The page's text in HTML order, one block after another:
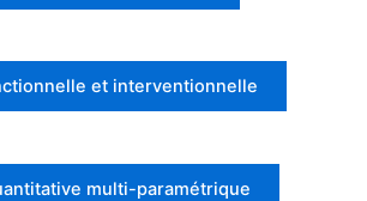
et interventionnelle
multi-paramétrique